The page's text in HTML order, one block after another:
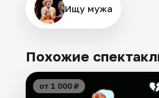
Ищу мужа
Похожие
от 1 000 ₽